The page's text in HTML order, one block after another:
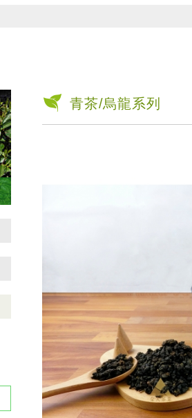
青茶/烏龍系列